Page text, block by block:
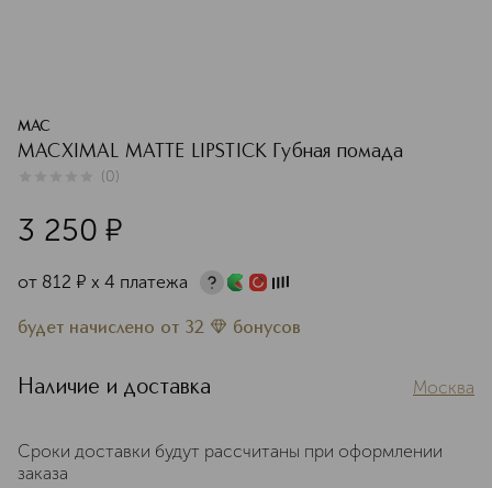
MAC
MACXIMAL MATTE LIPSTICK Губная помада
(0)
3 250 ¤
от 812 ¤ х 4 платежа
будет начислено от 32 бонусов
Наличие и доставка Москва
Сроки доставки будут рассчитаны при оформлении
заказа